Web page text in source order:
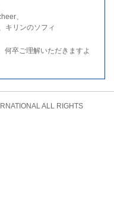
、
キリンのソフィ
何卒ご理解いただきますよ